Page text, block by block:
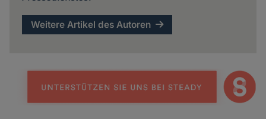
Weitere Artikel des Autoren